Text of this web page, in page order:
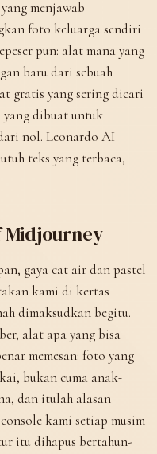
menjawab
foto keluarga sendiri
pun: alat mana yang
baru dari sebuah
gratis yang sering dicari
yang dibuat untuk
nol. Leonardo AI
teks yang terbaca,
Midjourney
gaya cat air dan pastel
kami di kertas
dimaksudkan begitu.
alat apa yang bisa
memesan: foto yang
bukan cuma anak-
dan itulah alasan
kami setiap musim
itu dihapus bertahun-